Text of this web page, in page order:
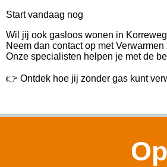
Start vandaag nog
Wil jij ook gasloos wonen in
Neem dan contact op met
Onze specialisten helpen je met de
👉 Ontdek hoe jij zonder gas kunt